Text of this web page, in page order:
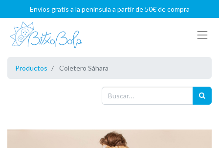
Envíos gratis a la península a partir de 50€ de compra
Productos Coletero Sáhara